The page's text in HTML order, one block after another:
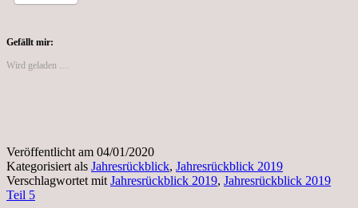
Gefällt mir:
Wird geladen …
Veröffentlicht am 04/01/2020
Kategorisiert als Jahresrückblick, Jahresrückblick 2019
Verschlagwortet mit Jahresrückblick 2019, Jahresrückblick 2019
Teil 5